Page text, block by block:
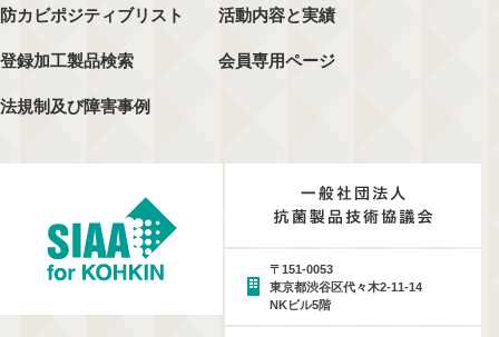
防カビポジティブリスト
登録加工製品検索
法規制及び障害事例
活動内容と実績
会員専用ページ
〒151-0053
東京都渋谷区代々木2-11-14
NKビル5階